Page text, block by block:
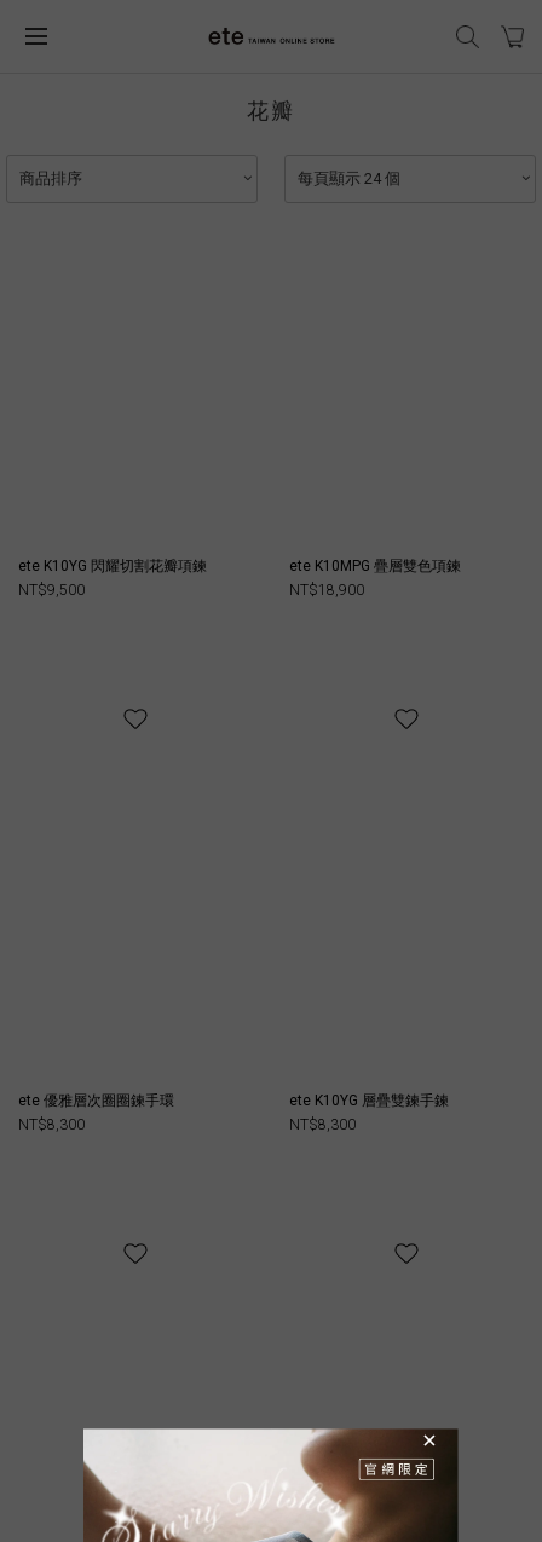
花瓣
商品排序 每頁顯示 24 個
ete K10YG 閃耀切割花瓣項鍊
NT$9,500
ete K10MPG 疊層雙色項鍊
NT$18,900
ete 優雅層次圈圈鍊手環
NT$8,300
ete K10YG 層疊雙鍊手鍊
NT$8,300